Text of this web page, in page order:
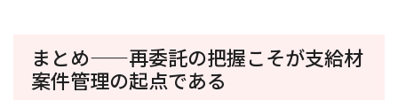
まとめ——再委託の把握こそが支給材
案件管理の起点である